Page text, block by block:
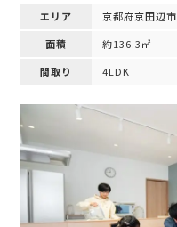
エリア
京都府京田辺市
面積
約136.3㎡
間取り
4LDK